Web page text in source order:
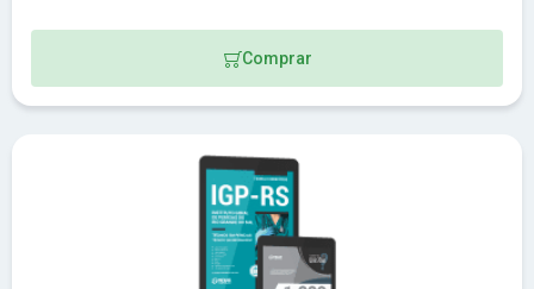
Comprar